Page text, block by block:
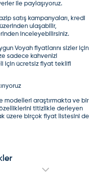
ile paylaşıyoruz.
satış kampanyaları, kredi
ulaşabilir,
inceleyebilirsiniz.
Voyah fiyatlarını sizler için
sadece kahvenizi
için ücretsiz fiyat teklifi
modelleri araştırmakta ve bir
titizlikle derleyen
üzere birçok fiyat listesini de